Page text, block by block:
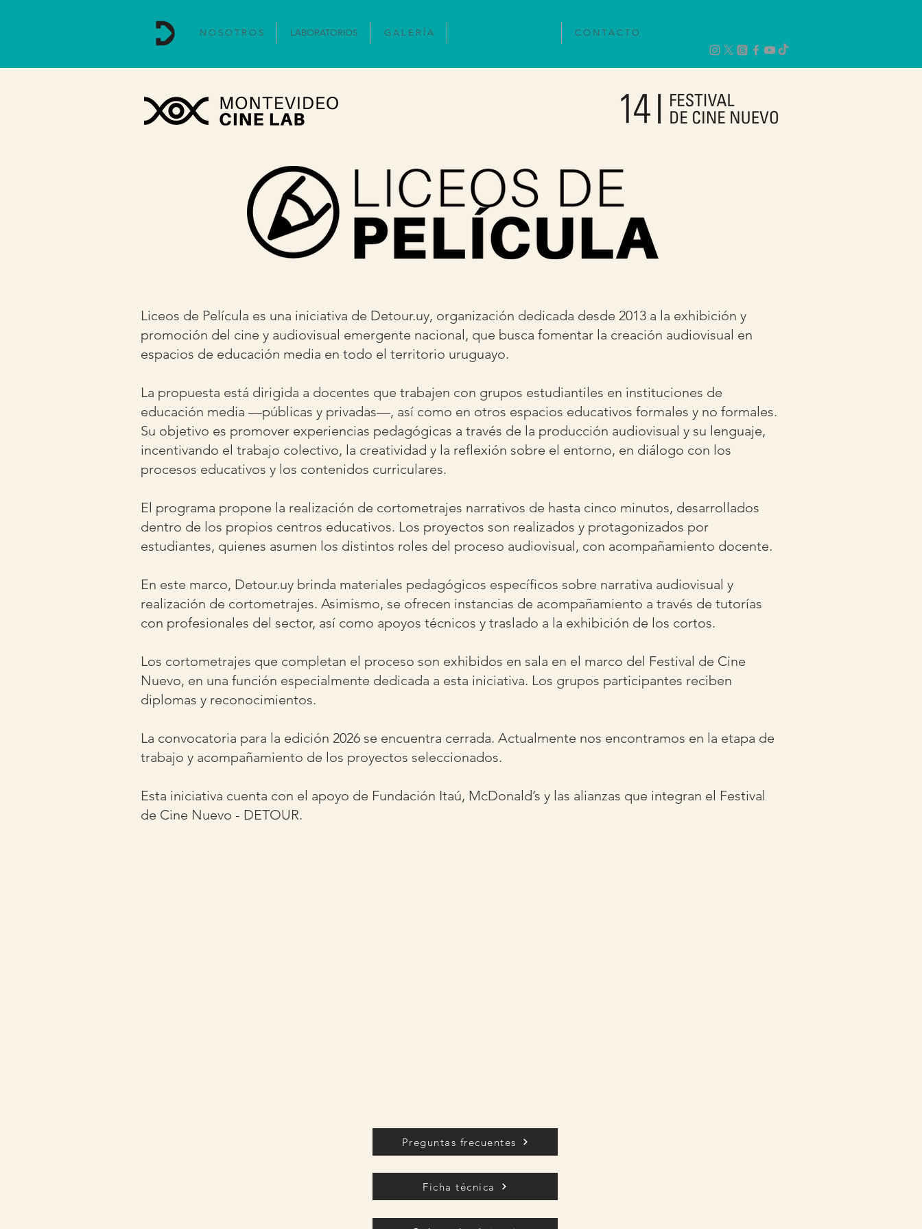
N O S O T R O S LABORATORIOS G A L E R Í A C O N T A C T O
Liceos de Película es una iniciativa de Detour.uy, organización dedicada desde 2013 a la exhibición y
promoción del cine y audiovisual emergente nacional, que busca fomentar la creación audiovisual en
espacios de educación media en todo el territorio uruguayo.
La propuesta está dirigida a docentes que trabajen con grupos estudiantiles en instituciones de
educación media —públicas y privadas—, así como en otros espacios educativos formales y no formales.
Su objetivo es promover experiencias pedagógicas a través de la producción audiovisual y su lenguaje,
incentivando el trabajo colectivo, la creatividad y la reflexión sobre el entorno, en diálogo con los
procesos educativos y los contenidos curriculares.
El programa propone la realización de cortometrajes narrativos de hasta cinco minutos, desarrollados
dentro de los propios centros educativos. Los proyectos son realizados y protagonizados por
estudiantes, quienes asumen los distintos roles del proceso audiovisual, con acompañamiento docente.
En este marco, Detour.uy brinda materiales pedagógicos específicos sobre narrativa audiovisual y
realización de cortometrajes. Asimismo, se ofrecen instancias de acompañamiento a través de tutorías
con profesionales del sector, así como apoyos técnicos y traslado a la exhibición de los cortos.
Los cortometrajes que completan el proceso son exhibidos en sala en el marco del Festival de Cine
Nuevo, en una función especialmente dedicada a esta iniciativa. Los grupos participantes reciben
diplomas y reconocimientos.
La convocatoria para la edición 2026 se encuentra cerrada. Actualmente nos encontramos en la etapa de
trabajo y acompañamiento de los proyectos seleccionados.
Esta iniciativa cuenta con el apoyo de Fundación Itaú, McDonald’s y las alianzas que integran el Festival
de Cine Nuevo - DETOUR.
Preguntas frecuentes
Ficha técnica